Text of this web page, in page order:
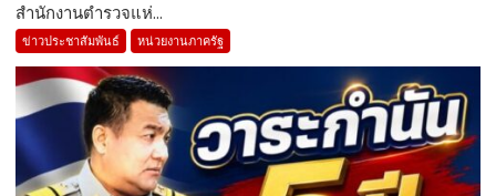
สำนักงานตำรวจแห่...
ข่าวประชาสัมพันธ์ หน่วยงานภาครัฐ